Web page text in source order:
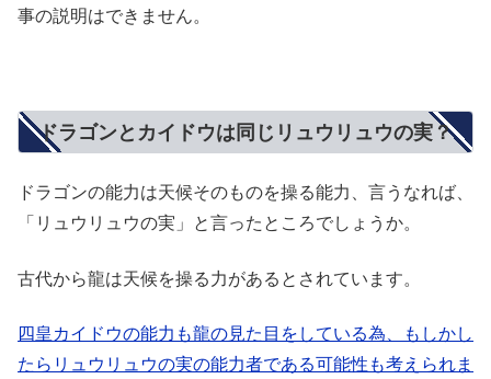
事の説明はできません。
ドラゴンとカイドウは同じリュウリュウの実？
ドラゴンの能力は天候そのものを操る能力、言うなれば、
「リュウリュウの実」と言ったところでしょうか。
古代から龍は天候を操る力があるとされています。
四皇カイドウの能力も龍の見た目をしている為、もしかし
たらリュウリュウの実の能力者である可能性も考えられま